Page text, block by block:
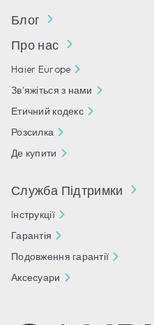
Блог
Про нас
Haier Europe
Зв'яжіться з нами
Етичний кодекс
Розсилка
Де купити
Служба Підтримки
Iнструкції
Гарантія
Подовження гарантії
Аксесуари